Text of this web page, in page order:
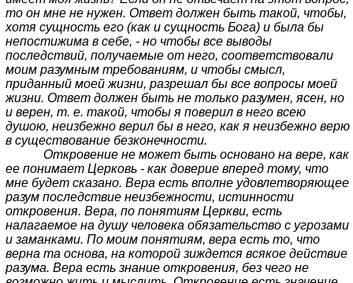
то он мне не нужен. Ответ должен быть такой, чтобы,
хотя сущность его (как и сущность Бога) и была бы
непостижима в себе, - но чтобы все выводы
последствий, получаемые от него, соответствовали
моим разумным требованиям, и чтобы смысл,
приданный моей жизни, разрешал бы все вопросы моей
жизни. Ответ должен быть не только разумен, ясен, но
и верен, т. е. такой, чтобы я поверил в него всею
душою, неизбежно верил бы в него, как я неизбежно верю
в существование безконечности.
Откровение не может быть основано на вере, как
ее понимает Церковь - как доверие вперед тому, что
мне будет сказано. Вера есть вполне удовлетворяющее
разум последствие неизбежности, истинности
откровения. Вера, по понятиям Церкви, есть
налагаемое на душу человека обязательство с угрозами
и заманками. По моим понятиям, вера есть то, что
верна та основа, на которой зиждется всякое действие
разума. Вера есть знание откровения, без чего не